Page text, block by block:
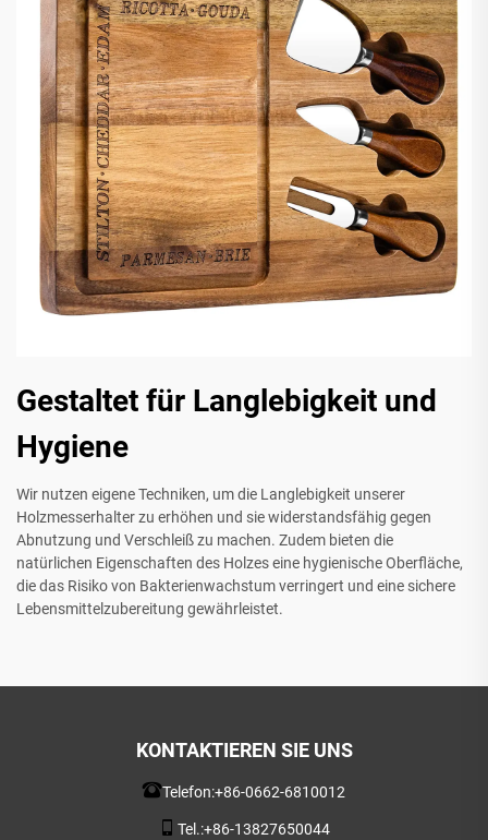
Gestaltet für Langlebigkeit und
Hygiene
Wir nutzen eigene Techniken, um die Langlebigkeit unserer
Holzmesserhalter zu erhöhen und sie widerstandsfähig gegen
Abnutzung und Verschleiß zu machen. Zudem bieten die
natürlichen Eigenschaften des Holzes eine hygienische Oberfläche,
die das Risiko von Bakterienwachstum verringert und eine sichere
Lebensmittelzubereitung gewährleistet.
KONTAKTIEREN SIE UNS
Telefon:+86-0662-6810012
Tel.:+86-13827650044